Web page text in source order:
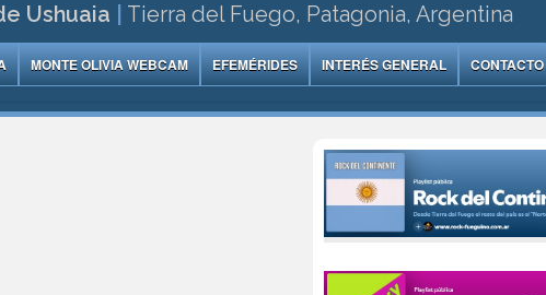
Ushuaia Tierra del Fuego, Patagonia, Argentina
MONTE OLIVIA WEBCAM EFEMÉRIDES INTERÉS GENERAL CONTACTO